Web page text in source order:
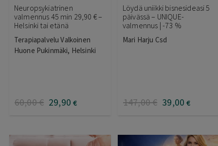
Neuropsykiatrinen
valmennus 45 min 29,90 € –
Helsinki tai etänä
Terapiapalvelu Valkoinen
Huone Pukinmäki, Helsinki
60,00€ 29,90 €
Löydä uniikki bisnesideasi 5
päivässä – UNIQUE-
valmennus | -73 %
Mari Harju Csd
147,00€ 39,00 €